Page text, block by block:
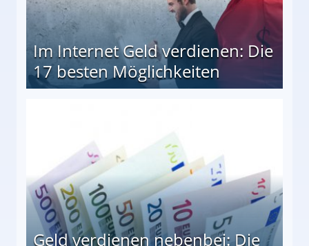
Im Internet Geld verdienen: Die
17 besten Möglichkeiten
Geld verdienen nebenbei: Die